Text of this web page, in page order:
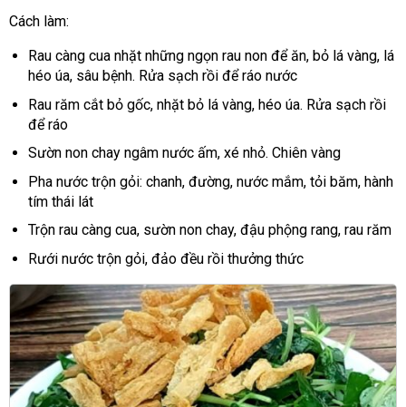
Cách làm:
Rau càng cua nhặt những ngọn rau non để ăn, bỏ lá vàng, lá
héo úa, sâu bệnh. Rửa sạch rồi để ráo nước
Rau răm cắt bỏ gốc, nhặt bỏ lá vàng, héo úa. Rửa sạch rồi
để ráo
Sườn non chay ngâm nước ấm, xé nhỏ. Chiên vàng
Pha nước trộn gỏi: chanh, đường, nước mắm, tỏi băm, hành
tím thái lát
Trộn rau càng cua, sườn non chay, đậu phộng rang, rau răm
Rưới nước trộn gỏi, đảo đều rồi thưởng thức